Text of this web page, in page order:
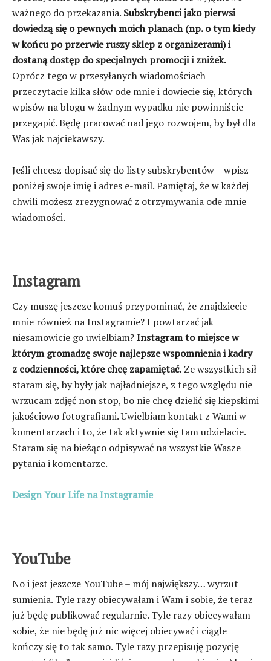
ważnego do przekazania. Subskrybenci jako pierwsi
dowiedzą się o pewnych moich planach (np. o tym kiedy
w końcu po przerwie ruszy sklep z organizerami) i
dostaną dostęp do specjalnych promocji i zniżek.
Oprócz tego w przesyłanych wiadomościach
przeczytacie kilka słów ode mnie i dowiecie się, których
wpisów na blogu w żadnym wypadku nie powinniście
przegapić. Będę pracować nad jego rozwojem, by był dla
Was jak najciekawszy.
Jeśli chcesz dopisać się do listy subskrybentów – wpisz
poniżej swoje imię i adres e-mail. Pamiętaj, że w każdej
chwili możesz zrezygnować z otrzymywania ode mnie
wiadomości.
Instagram
Czy muszę jeszcze komuś przypominać, że znajdziecie
mnie również na Instagramie? I powtarzać jak
niesamowicie go uwielbiam?Instagram to miejsce w
którym gromadzę swoje najlepsze wspomnienia i kadry
z codzienności, które chcę zapamiętać. Ze wszystkich sił
staram się, by były jak najładniejsze, z tego względu nie
wrzucam zdjęć non stop, bo nie chcę dzielić się kiepskimi
jakościowo fotografiami. Uwielbiam kontakt z Wami w
komentarzach i to, że tak aktywnie się tam udzielacie.
Staram się na bieżąco odpisywać na wszystkie Wasze
pytania i komentarze.
Design Your Life na Instagramie
YouTube
No i jest jeszcze YouTube – mój największy… wyrzut
sumienia. Tyle razy obiecywałam i Wam i sobie, że teraz
już będę publikować regularnie. Tyle razy obiecywałam
sobie, że nie będę już nic więcej obiecywać i ciągle
kończy się to tak samo. Tyle razy przepisuję pozycję